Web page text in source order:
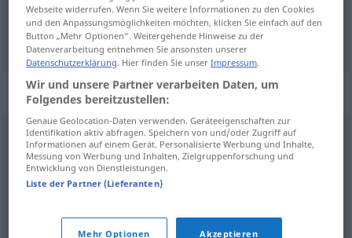
ver-,zusammenschrauben boulonner
„boulonner“: verbe intransitif
boulonner [bulɔne]v/i FAM
Übersicht aller Übersetzungen
(Für mehr Details die Übersetzung anklicken/antippen)
arbeiten
Webseite widerrufen. Wenn Sie weitere Informationen zu den Cookies
und den Anpassungsmöglichkeiten möchten, klicken Sie einfach auf den
Button „Mehr Optionen“. Weitergehende Hinweise zu der
Datenverarbeitung entnehmen Sie ansonsten unserer
Datenschutzerklärung. Hier finden Sie unserImpressum.
Wir und unsere Partner verarbeiten Daten, um
Folgendes bereitzustellen:
Genaue Geolocation-Daten verwenden. Geräteeigenschaften zur
Identifikation aktiv abfragen. Speichern von und/oder Zugriff auf
Informationen auf einem Gerät. Personalisierte Werbung und Inhalte,
Messung von Werbung und Inhalten, Zielgruppenforschung und
Entwicklung von Dienstleistungen.
Liste der Partner (Lieferanten)
Mehr Optionen Akzeptieren